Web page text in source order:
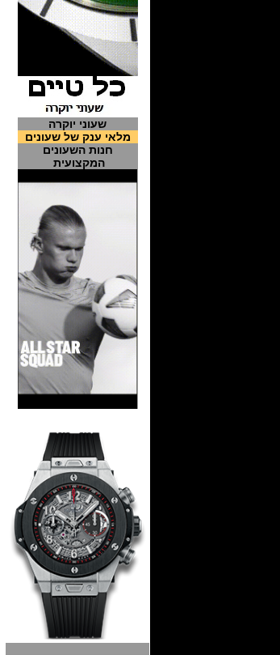
שעוני יוקרה
מלאי ענק של שעונים
חנות השעונים
המקצועית